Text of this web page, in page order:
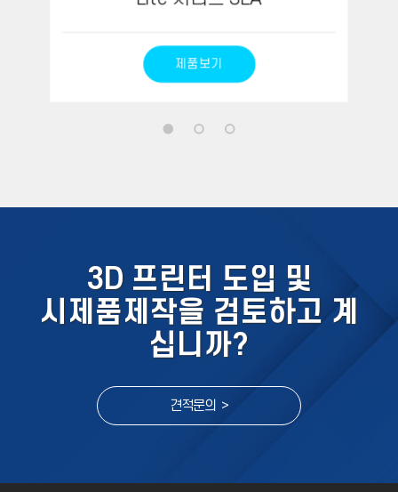
제품보기
3D 프린터 도입 및
시제품제작을 검토하고 계
십니까?
견적문의 >